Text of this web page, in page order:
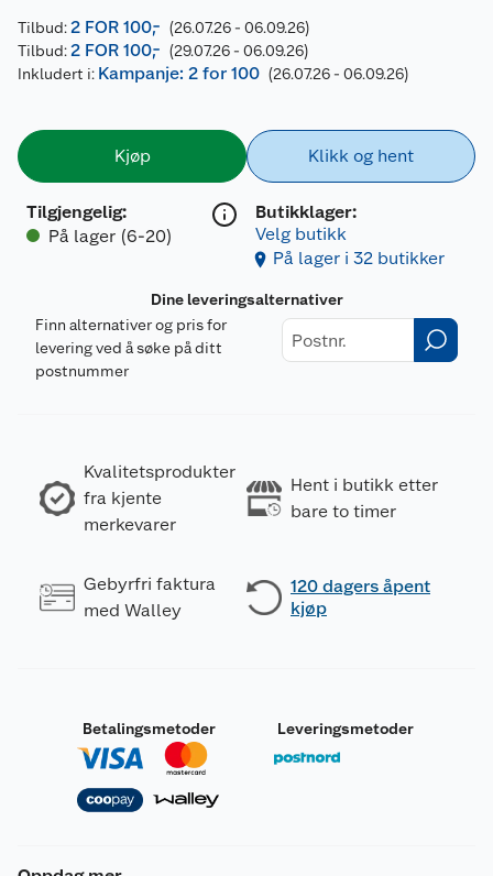
Tilbud:2 FOR 100,- (26.07.26 - 06.09.26)
Tilbud:2 FOR 100,- (29.07.26 - 06.09.26)
Inkludert i: Kampanje: 2 for 100 (26.07.26 - 06.09.26)
Kjøp
Tilgjengelig:
På lager (6-20)
Klikk og hent
Butikklager:
Velg butikk
På lager i 32 butikker
Dine leveringsalternativer
Finn alternativer og pris for
levering ved å søke på ditt
postnummer
Kvalitetsprodukter
fra kjente
merkevarer
Hent i butikk etter
bare to timer
Gebyrfri faktura
med Walley
120 dagers åpent
kjøp
Betalingsmetoder Leveringsmetoder